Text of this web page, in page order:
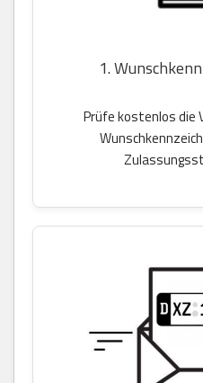
1.
Prüfe kostenlos die